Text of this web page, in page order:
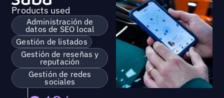
Products used
Administración de
datos de SEO local
Gestión de listados
Gestión de reseñas y
reputación
Gestión de redes
sociales